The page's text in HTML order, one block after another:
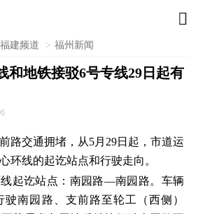

福建频道 > 福州新闻
和地铁接驳6号专线29日起有
路交通拥堵，从5月29日起，市道运
环线的起讫站点和行驶走向。
线起讫站点：南园路—南园路。车辆
南园路、支前路至轮工（西侧）